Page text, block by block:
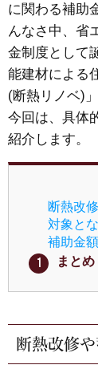
に関わる補助
んなさ中、省
金制度として
能建材による
(断熱リノベ)」
今回は、具体
紹介します。
断熱改
対象と
補助金
まとめ
断熱改修